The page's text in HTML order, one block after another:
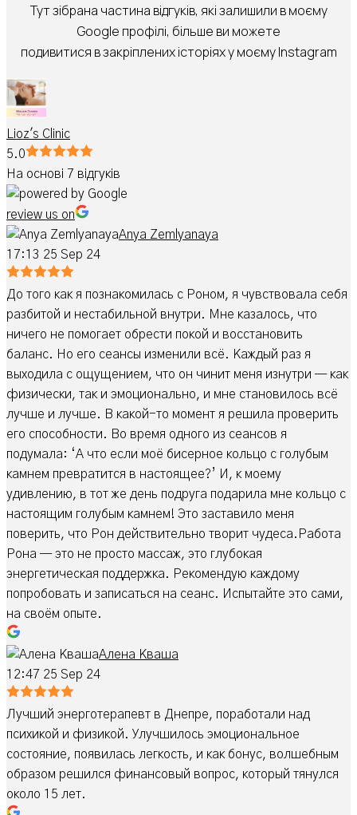
Тут зібрана частина відгуків, які залишили в моєму
Google профілі, більше ви можете
подивитися в закріплених історіях у моєму Instagram
Lioz's Clinic
5.0
На основі 7 відгуків
review us on
Anya Zemlyanaya
17:13 25 Sep 24
До того как я познакомилась с Роном, я чувствовала себя
разбитой и нестабильной внутри. Мне казалось, что
ничего не помогает обрести покой и восстановить
баланс. Но его сеансы изменили всё. Каждый раз я
выходила с ощущением, что он чинит меня изнутри — как
физически, так и эмоционально, и мне становилось всё
лучше и лучше. В какой-то момент я решила проверить
его способности. Во время одного из сеансов я
подумала: ‘А что если моё бисерное кольцо с голубым
камнем превратится в настоящее?’ И, к моему
удивлению, в тот же день подруга подарила мне кольцо с
настоящим голубым камнем! Это заставило меня
поверить, что Рон действительно творит чудеса.Работа
Рона — это не просто массаж, это глубокая
энергетическая поддержка. Рекомендую каждому
попробовать и записаться на сеанс. Испытайте это сами,
на своём опыте.
Алена Кваша
12:47 25 Sep 24
Лучший энерготерапевт в Днепре, поработали над
психикой и физикой. Улучшилось эмоциональное
состояние, появилась легкость, и как бонус, волшебным
образом решился финансовый вопрос, который тянулся
около 15 лет.